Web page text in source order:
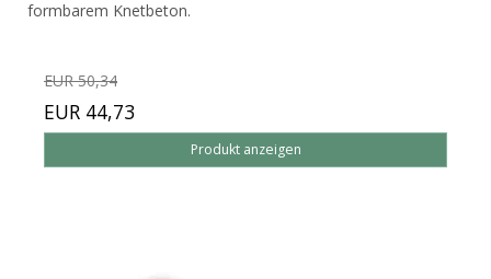
formbarem Knetbeton.
EUR 50,34
EUR 44,73
Produkt anzeigen